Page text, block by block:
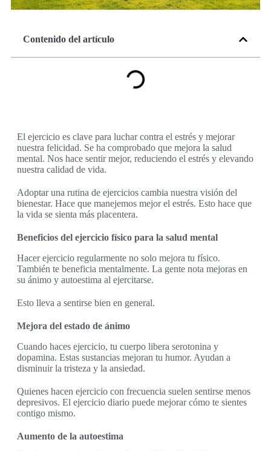
Contenido del artículo
El ejercicio es clave para luchar contra el estrés y mejorar
nuestra felicidad. Se ha comprobado que mejora la salud
mental. Nos hace sentir mejor, reduciendo el estrés y elevando
nuestra calidad de vida.
Adoptar una rutina de ejercicios cambia nuestra visión del
bienestar. Hace que manejemos mejor el estrés. Esto hace que
la vida se sienta más placentera.
Beneficios del ejercicio físico para la salud mental
Hacer ejercicio regularmente no solo mejora tu físico.
También te beneficia mentalmente. La gente nota mejoras en
su ánimo y autoestima al ejercitarse.
Esto lleva a sentirse bien en general.
Mejora del estado de ánimo
Cuando haces ejercicio, tu cuerpo libera serotonina y
dopamina. Estas sustancias mejoran tu humor. Ayudan a
disminuir la tristeza y la ansiedad.
Quienes hacen ejercicio con frecuencia suelen sentirse menos
depresivos. El ejercicio diario puede mejorar cómo te sientes
contigo mismo.
Aumento de la autoestima